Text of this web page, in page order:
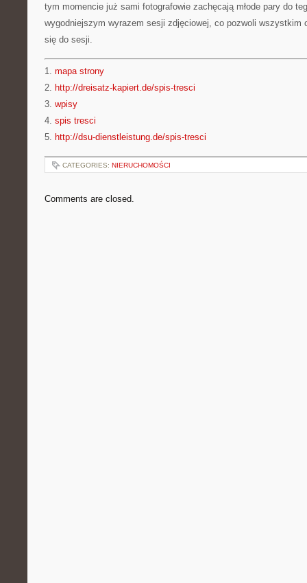
tym momencie już sami fotografowie zachęcają młode pary do
wygodniejszym wyrazem sesji zdjęciowej, co pozwoli wszystkim
się do sesji.
1. mapa strony
2. http://dreisatz-kapiert.de/spis-tresci
3. wpisy
4. spis tresci
5. http://dsu-dienstleistung.de/spis-tresci
CATEGORIES: NIERUCHOMOŚCI
Comments are closed.